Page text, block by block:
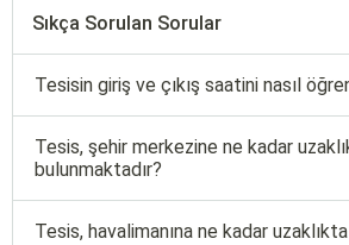
Sıkça Sorulan Sorular
Tesisin giriş ve çıkış saatini nasıl
Tesis, şehir merkezine ne kadar
bulunmaktadır?
Tesis, havalimanına ne kadar